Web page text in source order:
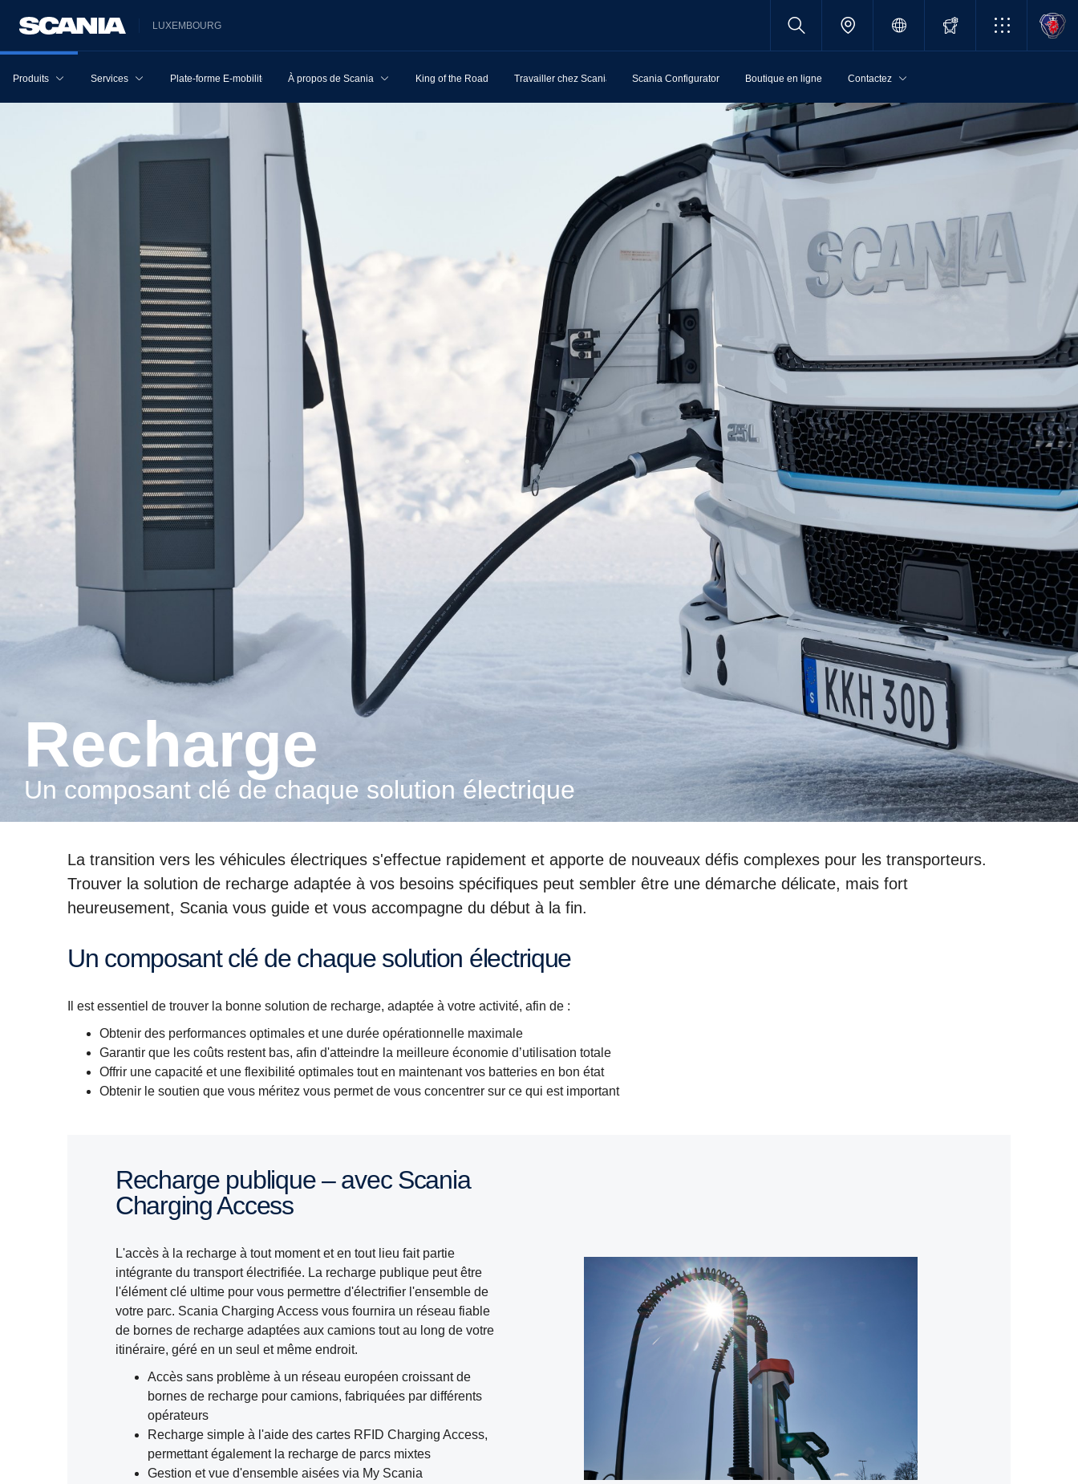
LUXEMBOURG
Produits Services Plate-forme E-mobilité À propos de Scania King of the Road Travailler chez Scania Scania Configurator Boutique en ligne Contactez
Recharge
Un composant clé de chaque solution électrique
La transition vers les véhicules électriques s'effectue rapidement et apporte de nouveaux défis complexes pour les transporteurs.
Trouver la solution de recharge adaptée à vos besoins spécifiques peut sembler être une démarche délicate, mais fort
heureusement, Scania vous guide et vous accompagne du début à la fin.
Un composant clé de chaque solution électrique
Il est essentiel de trouver la bonne solution de recharge, adaptée à votre activité, afin de :
Obtenir des performances optimales et une durée opérationnelle maximale
Garantir que les coûts restent bas, afin d'atteindre la meilleure économie d’utilisation totale
Offrir une capacité et une flexibilité optimales tout en maintenant vos batteries en bon état
Obtenir le soutien que vous méritez vous permet de vous concentrer sur ce qui est important
Recharge publique – avec Scania
Charging Access
L'accès à la recharge à tout moment et en tout lieu fait partie
intégrante du transport électrifiée. La recharge publique peut être
l'élément clé ultime pour vous permettre d'électrifier l'ensemble de
votre parc. Scania Charging Access vous fournira un réseau fiable
de bornes de recharge adaptées aux camions tout au long de votre
itinéraire, géré en un seul et même endroit.
Accès sans problème à un réseau européen croissant de
bornes de recharge pour camions, fabriquées par différents
opérateurs
Recharge simple à l'aide des cartes RFID Charging Access,
permettant également la recharge de parcs mixtes
Gestion et vue d'ensemble aisées via My Scania